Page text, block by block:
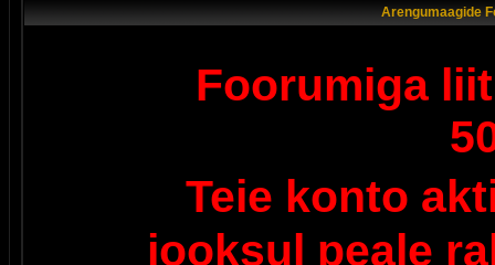
Arengumaagide
Foorumiga
Teie konto
jooksul peale